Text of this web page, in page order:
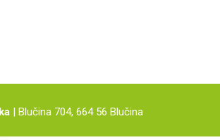
| Blučina 704, 664 56 Blučina